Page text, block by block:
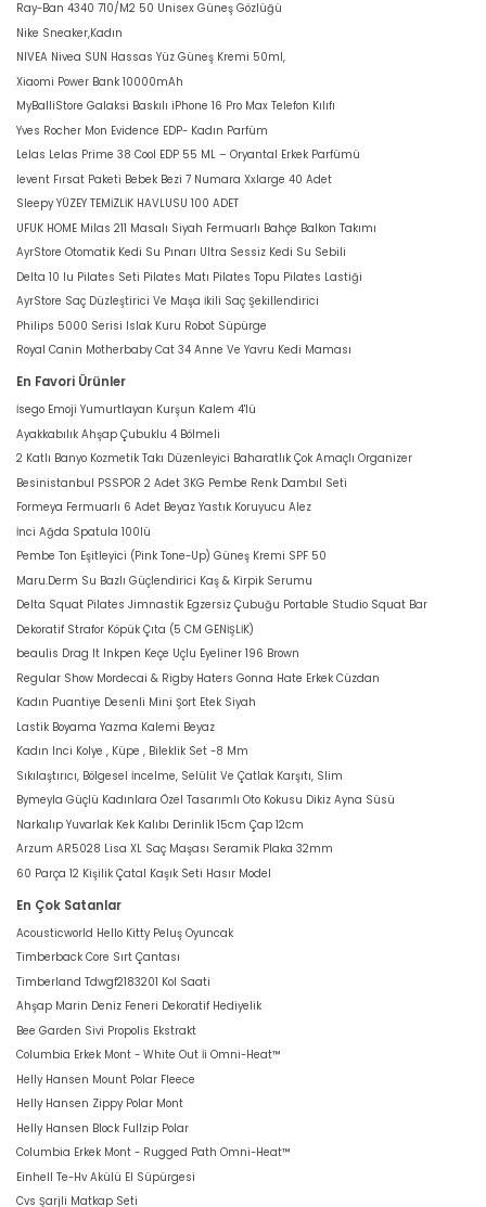
Ray-Ban 4340 710/M2 50 Unisex Güneş Gözlüğü
Nike Sneaker,Kadın
NIVEA Nivea SUN Hassas Yüz Güneş Kremi 50ml,
Xiaomi Power Bank 10000mAh
MyBalliStore Galaksi Baskılı iPhone 16 Pro Max Telefon Kılıfı
Yves Rocher Mon Evidence EDP- Kadın Parfüm
Lelas Lelas Prime 38 Cool EDP 55 ML – Oryantal Erkek Parfümü
levent Fırsat Paketi Bebek Bezi 7 Numara Xxlarge 40 Adet
Sleepy YÜZEY TEMİZLİK HAVLUSU 100 ADET
UFUK HOME Milas 211 Masalı Siyah Fermuarlı Bahçe Balkon Takımı
AyrStore Otomatik Kedi Su Pınarı Ultra Sessiz Kedi Su Sebili
Delta 10 lu Pilates Seti Pilates Matı Pilates Topu Pilates Lastiği
AyrStore Saç Düzleştirici Ve Maşa İkili Saç Şekillendirici
Philips 5000 Serisi Islak Kuru Robot Süpürge
Royal Canin Motherbaby Cat 34 Anne Ve Yavru Kedi Maması
En Favori Ürünler
İsego Emoji Yumurtlayan Kurşun Kalem 4'lü
Ayakkabılık Ahşap Çubuklu 4 Bölmeli
2 Katlı Banyo Kozmetik Takı Düzenleyici Baharatlık Çok Amaçlı Organizer
Besinistanbul PSSPOR 2 Adet 3KG Pembe Renk Dambıl Seti
Formeya Fermuarlı 6 Adet Beyaz Yastık Koruyucu Alez
İnci Ağda Spatula 100lü
Pembe Ton Eşitleyici (Pink Tone-Up) Güneş Kremi SPF 50
Maru.Derm Su Bazlı Güçlendirici Kaş & Kirpik Serumu
Delta Squat Pilates Jimnastik Egzersiz Çubuğu Portable Studio Squat Bar
Dekoratif Strafor Köpük Çıta (5 CM GENİŞLİK)
beaulis Drag It Inkpen Keçe Uçlu Eyeliner 196 Brown
Regular Show Mordecai & Rigby Haters Gonna Hate Erkek Cüzdan
Kadın Puantiye Desenli Mini Şort Etek Siyah
Lastik Boyama Yazma Kalemi Beyaz
Kadın Inci Kolye , Küpe , Bileklik Set -8 Mm
Sıkılaştırıcı, Bölgesel İncelme, Selülit Ve Çatlak Karşıtı, Slim
Bymeyla Güçlü Kadınlara Özel Tasarımlı Oto Kokusu Dikiz Ayna Süsü
Narkalıp Yuvarlak Kek Kalıbı Derinlik 15cm Çap 12cm
Arzum AR5028 Lisa XL Saç Maşası Seramik Plaka 32mm
60 Parça 12 Kişilik Çatal Kaşık Seti Hasır Model
En Çok Satanlar
Acousticworld Hello Kitty Peluş Oyuncak
Timberback Core Sırt Çantası
Timberland Tdwgf2183201 Kol Saati
Ahşap Marin Deniz Feneri Dekoratif Hediyelik
Bee Garden Sivi Propolis Ekstrakt
Columbia Erkek Mont - White Out İi Omni-Heat™
Helly Hansen Mount Polar Fleece
Helly Hansen Zippy Polar Mont
Helly Hansen Block Fullzip Polar
Columbia Erkek Mont - Rugged Path Omni-Heat™
Einhell Te-Hv Akülü El Süpürgesi
Cvs Şarjli Matkap Seti